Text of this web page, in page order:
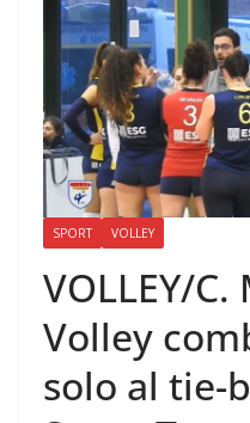
SPORT VOLLEY
VOLLEY/C.
Volley
solo al tie-